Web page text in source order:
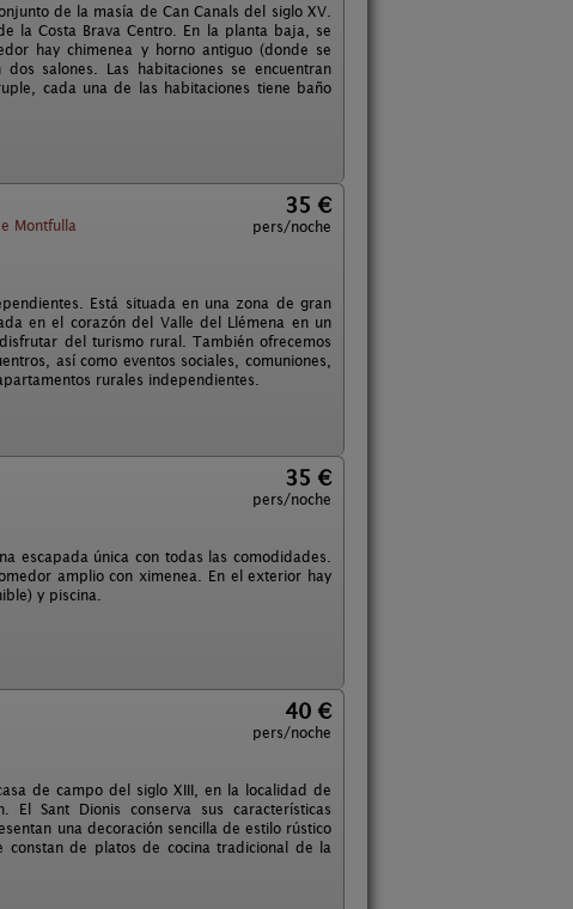
de la masía de Can Canals del siglo XV.
la Costa Brava Centro. En la planta baja, se
hay chimenea y horno antiguo (donde se
salones. Las habitaciones se encuentran
cada una de las habitaciones tiene baño
Montfulla
35 €
pers/noche
Está situada en una zona de gran
en el corazón del Valle del Llémena en un
del turismo rural. También ofrecemos
así como eventos sociales, comuniones,
rurales independientes.
35 €
pers/noche
escapada única con todas las comodidades.
amplio con ximenea. En el exterior hay
y piscina.
40 €
pers/noche
de campo del siglo XIII, en la localidad de
El Sant Dionis conserva sus características
una decoración sencilla de estilo rústico
de platos de cocina tradicional de la